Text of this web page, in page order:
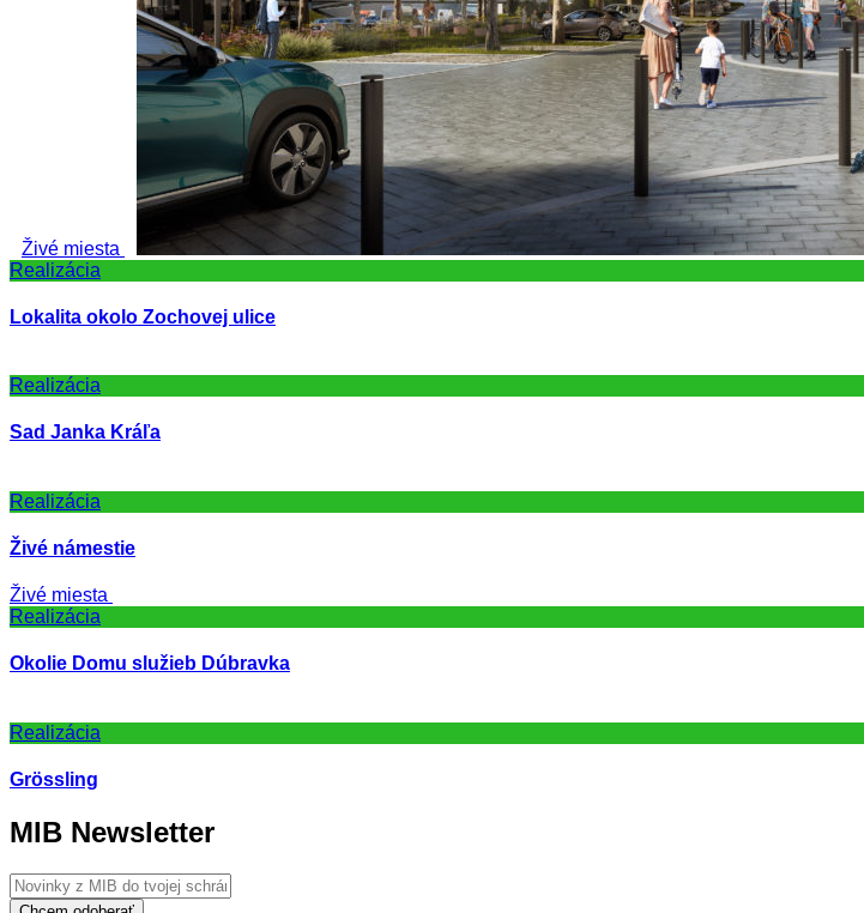
Živé miesta
Realizácia
Lokalita okolo Zochovej ulice
Realizácia
Sad Janka Kráľa
Realizácia
Živé námestie
Živé miesta
Realizácia
Okolie Domu služieb Dúbravka
Realizácia
Grössling
MIB Newsletter